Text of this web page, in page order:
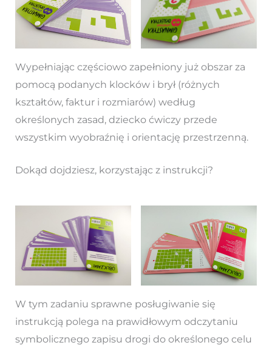
Wypełniając częściowo zapełniony już obszar za
pomocą podanych klocków i brył (różnych
kształtów, faktur i rozmiarów) według
określonych zasad, dziecko ćwiczy przede
wszystkim wyobraźnię i orientację przestrzenną.
Dokąd dojdziesz, korzystając z instrukcji?
W tym zadaniu sprawne posługiwanie się
instrukcją polega na prawidłowym odczytaniu
symbolicznego zapisu drogi do określonego celu